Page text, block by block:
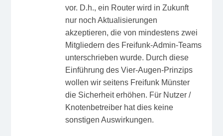
vor. D.h., ein Router wird in Zukunft
nur noch Aktualisierungen
akzeptieren, die von mindestens zwei
Mitgliedern des Freifunk-Admin-Teams
unterschrieben wurde. Durch diese
Einführung des Vier-Augen-Prinzips
wollen wir seitens Freifunk Münster
die Sicherheit erhöhen. Für Nutzer /
Knotenbetreiber hat dies keine
sonstigen Auswirkungen.